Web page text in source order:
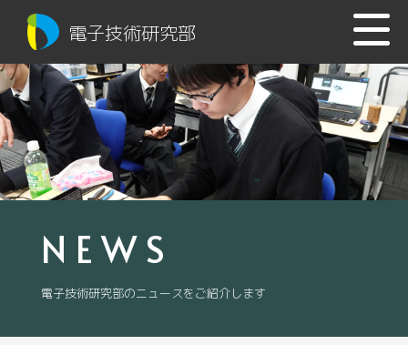
電子技術研究部
NEWS
電子技術研究部のニュースをご紹介します